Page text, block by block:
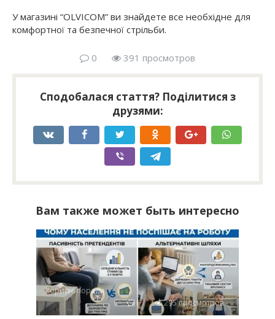
У магазині “OLVICOM” ви знайдете все необхідне для
комфортної та безпечної стрільби.
0 391 просмотров
Сподобалася стаття? Поділитися з
друзями:
Вам также может быть интересно
Корисні поради
0
295 просмотров